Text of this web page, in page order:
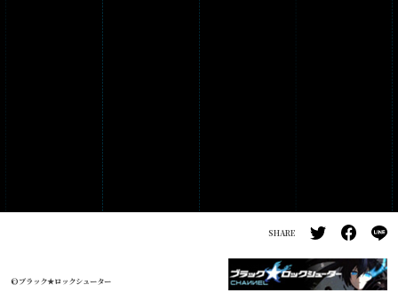
SHARE
©ブラック★ロックシューター